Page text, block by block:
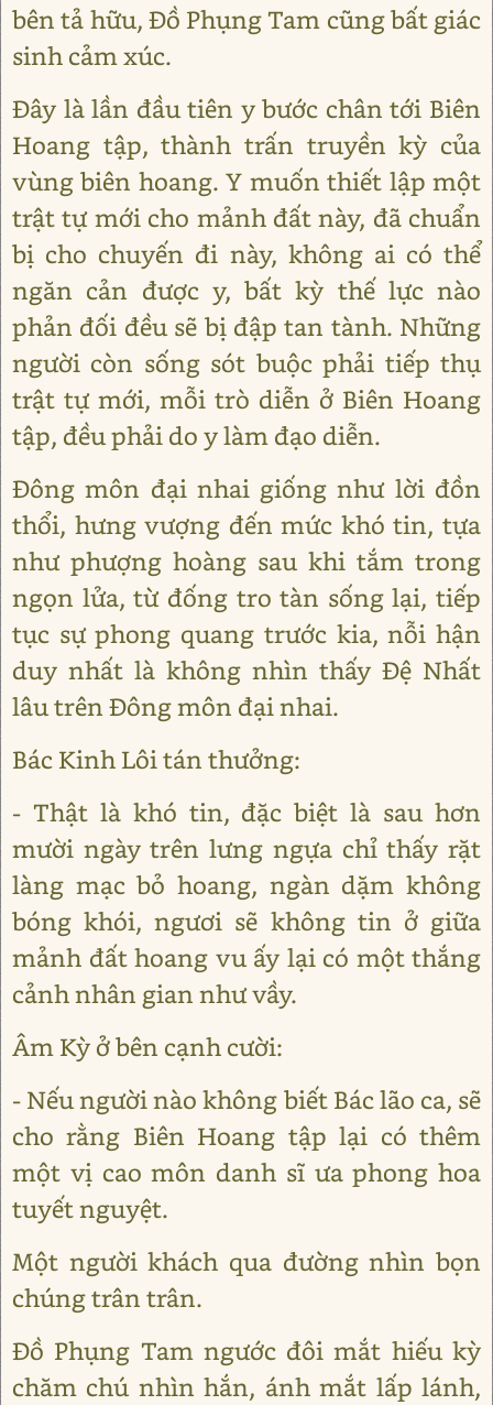
bên tả hữu, Đồ Phụng Tam cũng bất giác
sinh cảm xúc.
Đây là lần đầu tiên y bước chân tới Biên
Hoang tập, thành trấn truyền kỳ của
vùng biên hoang. Y muốn thiết lập một
trật tự mới cho mảnh đất này, đã chuẩn
bị cho chuyến đi này, không ai có thể
ngăn cản được y, bất kỳ thế lực nào
phản đối đều sẽ bị đập tan tành. Những
người còn sống sót buộc phải tiếp thụ
trật tự mới, mỗi trò diễn ở Biên Hoang
tập, đều phải do y làm đạo diễn.
Đông môn đại nhai giống như lời đồn
thổi, hưng vượng đến mức khó tin, tựa
như phượng hoàng sau khi tắm trong
ngọn lửa, từ đống tro tàn sống lại, tiếp
tục sự phong quang trước kia, nỗi hận
duy nhất là không nhìn thấy Đệ Nhất
lâu trên Đông môn đại nhai.
Bác Kinh Lôi tán thưởng:
- Thật là khó tin, đặc biệt là sau hơn
mười ngày trên lưng ngựa chỉ thấy rặt
làng mạc bỏ hoang, ngàn dặm không
bóng khói, ngươi sẽ không tin ở giữa
mảnh đất hoang vu ấy lại có một thắng
cảnh nhân gian như vầy.
Âm Kỳ ở bên cạnh cười:
- Nếu người nào không biết Bác lão ca, sẽ
cho rằng Biên Hoang tập lại có thêm
một vị cao môn danh sĩ ưa phong hoa
tuyết nguyệt.
Một người khách qua đường nhìn bọn
chúng trân trân.
Đồ Phụng Tam ngước đôi mắt hiếu kỳ
chăm chú nhìn hắn, ánh mắt lấp lánh,